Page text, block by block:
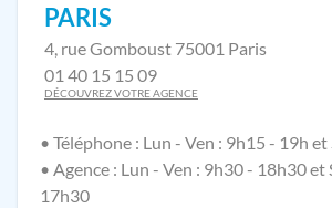
PARIS
4, rue Gomboust 75001 Paris
01 40 15 15 09
DÉCOUVREZ VOTRE AGENCE
• Téléphone : Lun - Ven : 9h15 - 19h et
• Agence : Lun - Ven : 9h30 - 18h30 et
17h30